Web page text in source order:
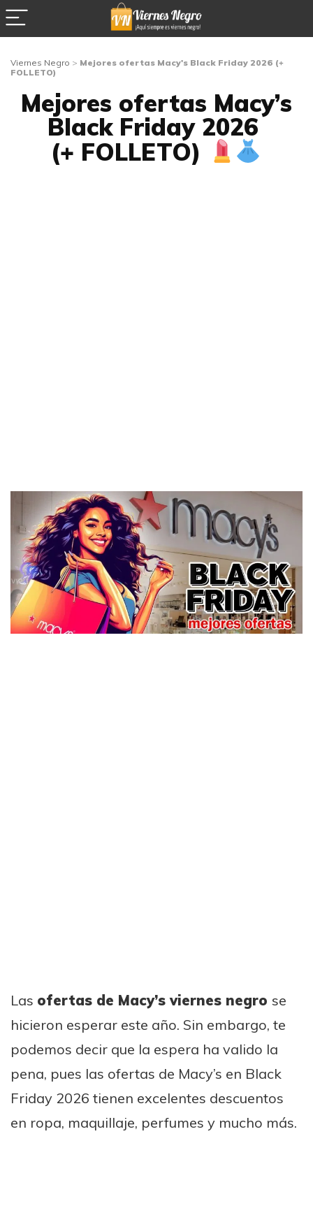
Viernes Negro > Mejores ofertas Macy's Black Friday 2026 (+
FOLLETO)
Mejores ofertas Macy’s
Black Friday 2026
(+ FOLLETO)
Las ofertas de Macy’s viernes negro se
hicieron esperar este año. Sin embargo, te
podemos decir que la espera ha valido la
pena, pues las ofertas de Macy’s en Black
Friday 2026 tienen excelentes descuentos
en ropa, maquillaje, perfumes y mucho más.